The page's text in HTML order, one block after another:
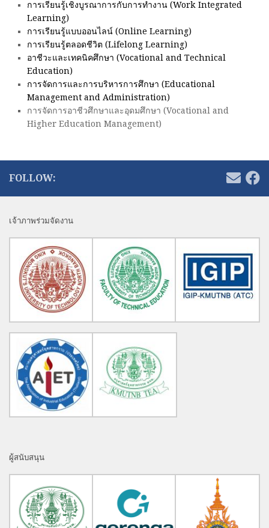
การเรียนรู้เชิงบูรณาการกับการทำงาน (Work Integrated
Learning)
การเรียนรู้แบบออนไลน์ (Online Learning)
การเรียนรู้ตลอดชีวิต (Lifelong Learning)
อาชีวะและเทคนิคศึกษา (Vocational and Technical
Education)
การจัดการและการบริหารการศึกษา (Educational
Management and Administration)
การจัดการอาชีวศึกษาและอุดมศึกษา (Vocational and
Higher Education Management)
FOLLOW:
เจ้าภาพร่วมจัดงาน
ผู้สนับสนุน